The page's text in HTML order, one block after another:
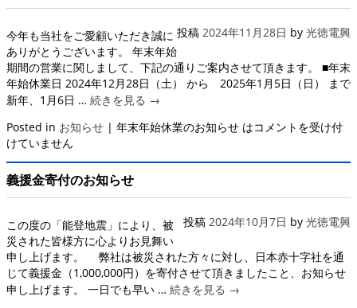
投稿 2024年11月28日 by 光徳電興
今年も当社をご愛顧いただき誠に
ありがとうございます。 年末年始
期間の営業に関しまして、下記の通りご案内させて頂きます。 ■年末
年始休業日 2024年12月28日（土） から 2025年1月5日（日） まで
新年、1月6日 … 続きを見る →
Posted in お知らせ | 年末年始休業のお知らせ はコメントを受け付
けていません
義援金寄付のお知らせ
投稿 2024年10月7日 by 光徳電興
この度の「能登地震」により、被
災された皆様方に心よりお見舞い
申し上げます。 弊社は被災された方々に対し、日本赤十字社を通
じて義援金（1,000,000円）を寄付させて頂きましたこと、お知らせ
申し上げます。 一日でも早い … 続きを見る →